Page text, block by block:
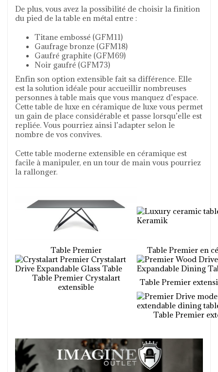
De plus, vous avez la possibilité de choisir la finition
du pied de la table en métal entre :
Titane embossé (GFM11)
Gaufrage bronze (GFM18)
Gaufré graphite (GFM69)
Noir gaufré (GFM73)
Enfin son option extensible fait sa différence. Elle
est la solution idéale pour accueillir nombreuses
personnes à table mais que vous manquez d’espace.
Cette table de luxe en céramique de luxe vous permet
un gain de place considérable et passe lorsqu’elle est
repliée. Vous pourriez ainsi l’adapter selon le
nombre de vos convives.
Cette table moderne extensible en céramique est
facile à manipuler, en un tour de main vous pourriez
la rallonger.
Table Premier Table Premier en
Table Premier Crystalart
extensible
Table Premier
Table Premier